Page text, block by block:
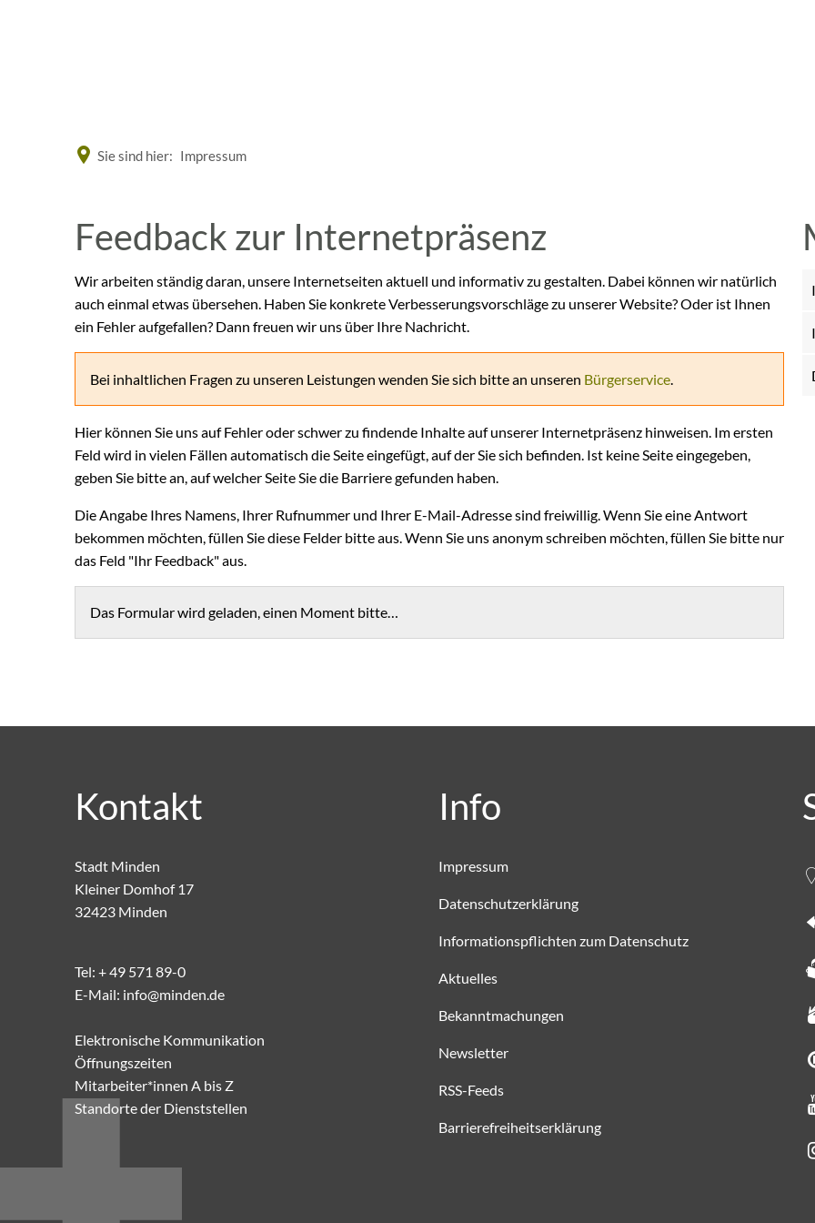
Sie sind hier: Impressum
Feedback
Internetseite
Feedback zur Internetpräsenz
Wir arbeiten ständig daran, unsere Internetseiten aktuell und informativ zu gestalten. Dabei können wir natürlich
auch einmal etwas übersehen. Haben Sie konkrete Verbesserungsvorschläge zu unserer Website? Oder ist Ihnen
ein Fehler aufgefallen? Dann freuen wir uns über Ihre Nachricht.
Bei inhaltlichen Fragen zu unseren Leistungen wenden Sie sich bitte an unseren Bürgerservice.
Hier können Sie uns auf Fehler oder schwer zu findende Inhalte auf unserer Internetpräsenz hinweisen. Im ersten
Feld wird in vielen Fällen automatisch die Seite eingefügt, auf der Sie sich befinden. Ist keine Seite eingegeben,
geben Sie bitte an, auf welcher Seite Sie die Barriere gefunden haben.
Die Angabe Ihres Namens, Ihrer Rufnummer und Ihrer E-Mail-Adresse sind freiwillig. Wenn Sie eine Antwort
bekommen möchten, füllen Sie diese Felder bitte aus. Wenn Sie uns anonym schreiben möchten, füllen Sie bitte nur
das Feld "Ihr Feedback" aus.
Das Formular wird geladen, einen Moment bitte…
Kontakt
Stadt Minden
Kleiner Domhof 17
32423 Minden
Tel: + 49 571 89-0
E-Mail: info@minden.de
Elektronische Kommunikation
Öffnungszeiten
Mitarbeiter*innen A bis Z
Standorte der Dienststellen
Info
Impressum
Datenschutzerklärung
Informationspflichten zum Datenschutz
Aktuelles
Bekanntmachungen
Newsletter
RSS-Feeds
Barrierefreiheitserklärung